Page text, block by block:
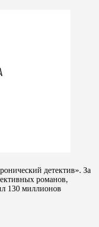
детектив». За
романов,
130 миллионов